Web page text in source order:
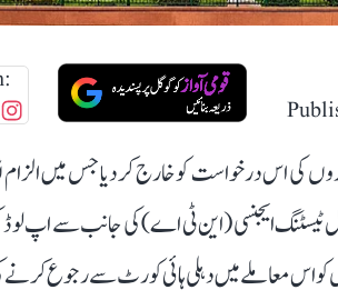
کورٹ نے نیٹ-یو جی کے 6 امیدواروں کی اس درخواست کو خارج کر دیا جس
ٹیسٹنگ ایجنسی (این ٹی اے) کی جانب سے اپ
اس معاملے میں دہلی ہائی کورٹ سے رجوع